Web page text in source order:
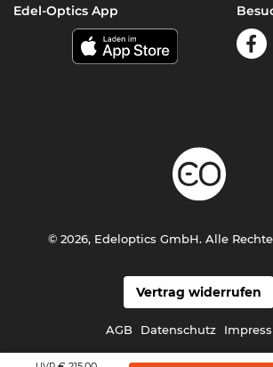
Edel-Optics App
Vertrag widerrufen
AGB Datenschutz
© 2026, Edeloptics GmbH. Alle